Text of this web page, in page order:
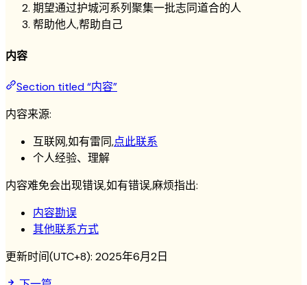
期望通过护城河系列聚集一批志同道合的人
帮助他人,帮助自己
内容
Section titled “内容”
内容来源:
互联网,如有雷同,点此联系
个人经验、理解
内容难免会出现错误,如有错误,麻烦指出:
内容勘误
其他联系方式
更新时间(UTC+8): 2025年6月2日